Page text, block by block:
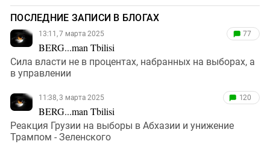
ПОСЛЕДНИЕ ЗАПИСИ В БЛОГАХ
13:11, 7 марта 2025
BERG...man Tbilisi
77
Сила власти не в процентах, набранных на выборах, а
в управлении
11:38, 3 марта 2025
BERG...man Tbilisi
120
Реакция Грузии на выборы в Абхазии и унижение
Трампом - Зеленского